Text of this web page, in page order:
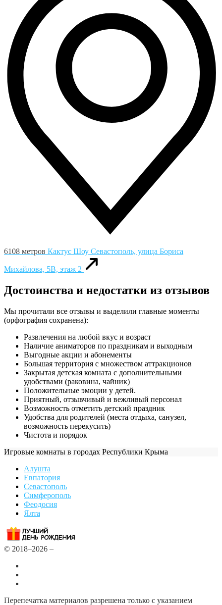
6108 метров Кактус Шоу Севастополь, улица Бориса
Михайлова, 5В, этаж 2
Достоинства и недостатки из отзывов
Мы прочитали все отзывы и выделили главные моменты
(орфография сохранена):
Развлечения на любой вкус и возраст
Наличие аниматоров по праздникам и выходным
Выгодные акции и абонементы
Большая территория с множеством аттракционов
Закрытая детская комната с дополнительными
удобствами (раковина, чайник)
Положительные эмоции у детей.
Приятный, отзывчивый и вежливый персонал
Возможность отметить детский праздник
Удобства для родителей (места отдыха, санузел,
возможность перекусить)
Чистота и порядок
Игровые комнаты в городах Республики Крыма
Алушта
Евпатория
Севастополь
Симферополь
Феодосия
Ялта
© 2018–2026 –
Перепечатка материалов разрешена только с указанием